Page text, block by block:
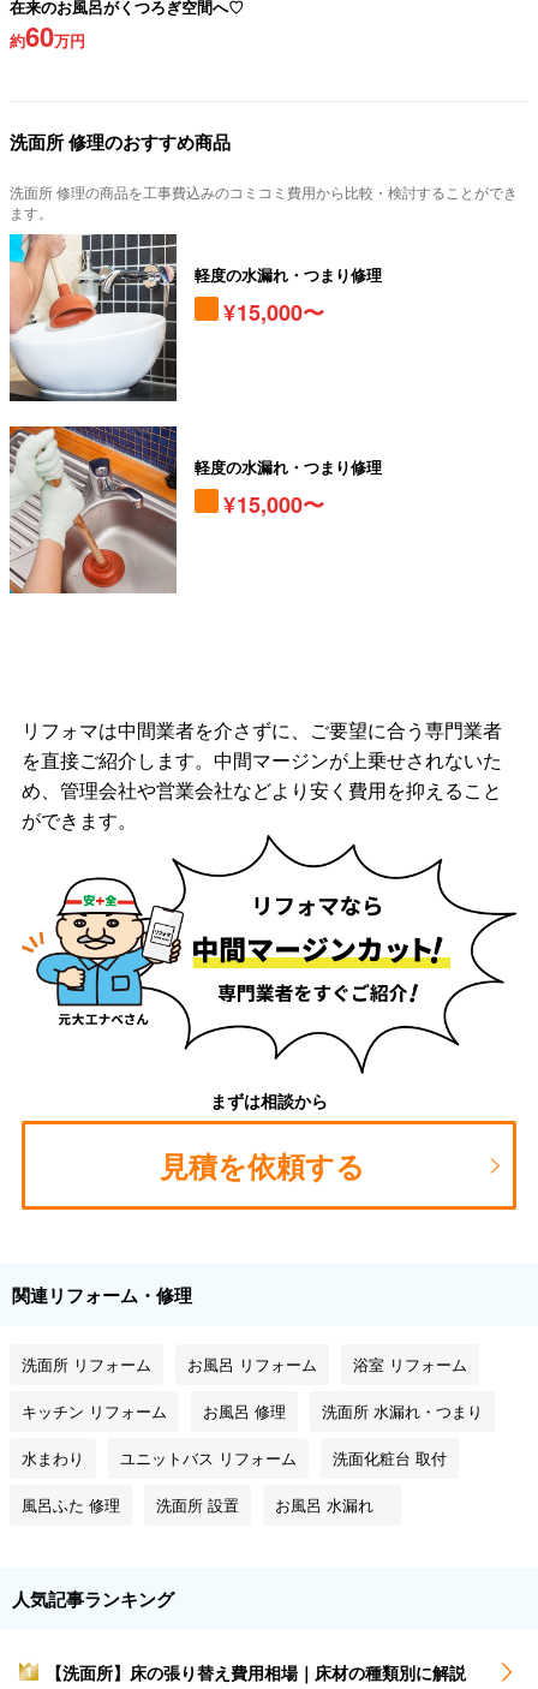
在来のお風呂がくつろぎ空間へ♡
約60万円
洗面所 修理のおすすめ商品
洗面所 修理の商品を工事費込みのコミコミ費用から比較・検討することができ
ます。
軽度の水漏れ・つまり修理
15,000〜
軽度の水漏れ・つまり修理
15,000〜
リフォマは中間業者を介さずに、ご要望に合う専門業者
を直接ご紹介します。中間マージンが上乗せされないた
め、管理会社や営業会社などより安く費用を抑えること
ができます。
まずは相談から
見積を依頼する
関連リフォーム・修理
洗面所 リフォーム お風呂 リフォーム 浴室 リフォーム
キッチン リフォーム お風呂 修理 洗面所 水漏れ・つまり
水まわり ユニットバス リフォーム 洗面化粧台 取付
風呂ふた 修理 洗面所 設置 お風呂 水漏れ
人気記事ランキング
1 【洗面所】床の張り替え費用相場｜床材の種類別に解説